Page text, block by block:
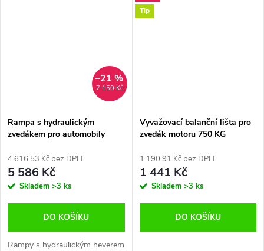
7 150 Kč
–21 %
Rampa s hydraulickým
zvedákem pro automobily
4 616,53 Kč bez DPH
5 586 Kč
Skladem >3 ks
DO KOŠÍKU
Rampy s hydraulickým heverem
Tip
Vyvažovací balanční lišta pro
zvedák motoru 750 KG
1 190,91 Kč bez DPH
1 441 Kč
Skladem >3 ks
DO KOŠÍKU